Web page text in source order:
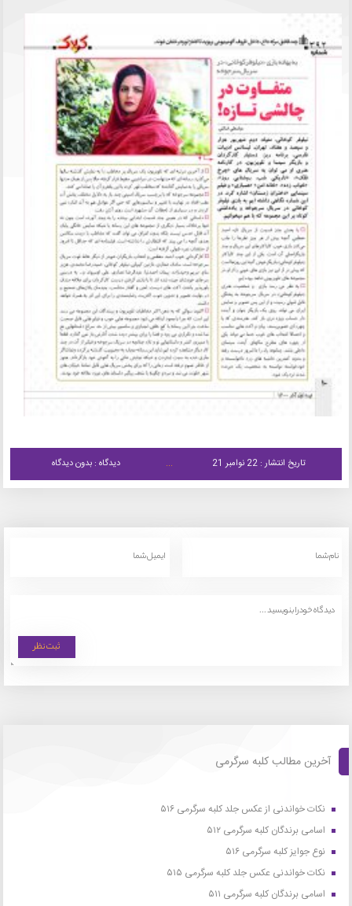
تاریخ انتشار : 22 نوامبر 21 دیدگاه : بدون دیدگاه
آخرین مطالب کلبه سرگرمی
نکات خواندنی از عکس جلد کلبه سرگرمی ۵۱۶
اسامی برندگان کلبه سرگرمی ۵۱۲
نوع جوایز کلبه سرگرمی ۵۱۶
نکات خواندنی عکس جلد کلبه سرگرمی ۵۱۵
اسامی برندگان کلبه سرگرمی ۵۱۱